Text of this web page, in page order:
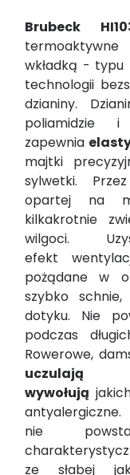
Brubeck
termoaktywne
wkładką - typu
technologii
dzianiny.
poliamidzie
zapewnia
majtki
sylwetki.
opartej na
kilkakrotnie
wilgoci.
efekt
pożądane w
szybko
dotyku. Nie
podczas
Rowerowe,
wywołują
antyalergiczne.
nie
ze słabej